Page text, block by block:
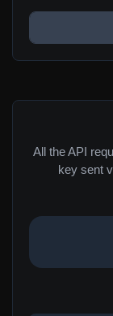
All the API
key sent